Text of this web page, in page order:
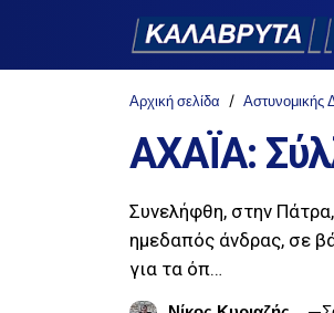
Αρχική σελίδα Αστυνομικής
ΑΧΑΪΑ:
Συνελήφθη, στην
ημεδαπός άνδρας, σε
για τα όπ…